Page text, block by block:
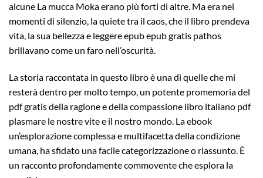
alcune La mucca Moka erano più forti di altre. Ma era nei
momenti di silenzio, la quiete tra il caos, che il libro prendeva
vita, la sua bellezza e leggere epub epub gratis pathos
brillavano come un faro nell’oscurità.
La storia raccontata in questo libro è una di quelle che mi
resterà dentro per molto tempo, un potente promemoria del
pdf gratis della ragione e della compassione libro italiano pdf
plasmare le nostre vite e il nostro mondo. La ebook
un’esplorazione complessa e multifacetta della condizione
umana, ha sfidato una facile categorizzazione o riassunto. È
un racconto profondamente commovente che esplora la